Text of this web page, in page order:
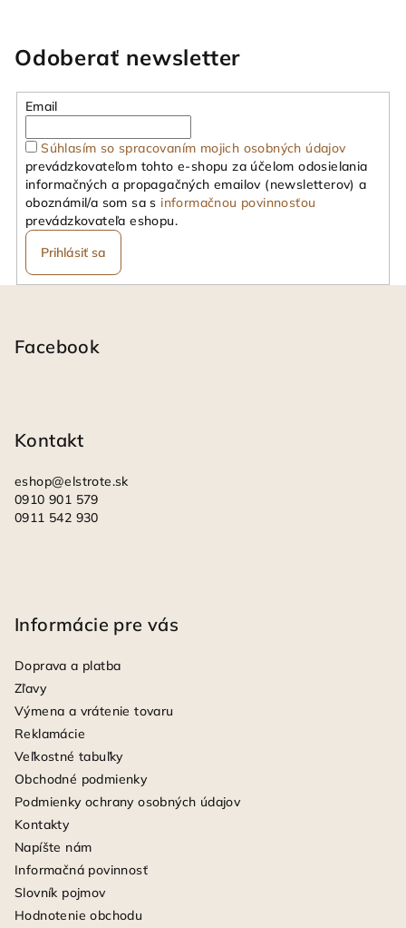
Odoberať newsletter
Email
Súhlasím so spracovaním mojich osobných údajov
prevádzkovateľom tohto e-shopu za účelom odosielania
informačných a propagačných emailov (newsletterov) a
oboznámil/a som sa s informačnou povinnosťou
prevádzkovateľa eshopu.
Prihlásiť sa
Facebook
Kontakt
eshop@elstrote.sk
0910 901 579
0911 542 930
Informácie pre vás
Doprava a platba
Zľavy
Výmena a vrátenie tovaru
Reklamácie
Veľkostné tabuľky
Obchodné podmienky
Podmienky ochrany osobných údajov
Kontakty
Napíšte nám
Informačná povinnosť
Slovník pojmov
Hodnotenie obchodu